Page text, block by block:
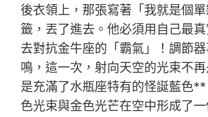
後衣領上，那張寫著「我就是個
籤，丟了進去。他必須用自己最真
去對抗金牛座的「霸氣」！調節
鳴，這一次，射向天空的光束不
是充滿了水瓶座特有的怪誕藍色**
色光束與金色光芒在空中形成了